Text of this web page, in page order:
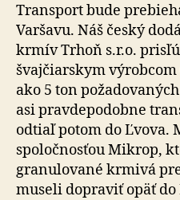
Transport bude
Varšavu. Náš český
krmív Trhoň s.r.o.
švajčiarskym
ako 5 ton
asi pravdepodobne
odtiaľ potom do Ľvova.
spoločnosťou Mikrop,
granulované krmivá
museli dopraviť opäť do